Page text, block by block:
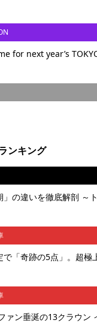
for next year’s
ンキング
」の違いを徹底解剖 ～
で「奇跡の5点」。超極
ァン垂涎の13クラウン